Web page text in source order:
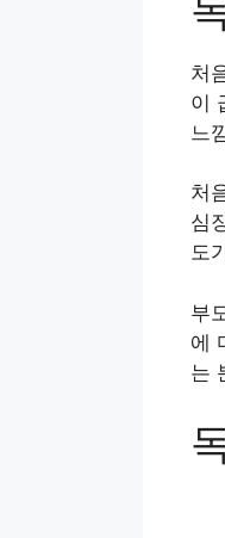
처
이
느
처
심
도
부
에
는